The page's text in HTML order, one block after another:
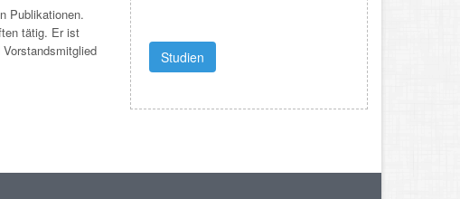
Publikationen.
tätig. Er ist
Studien